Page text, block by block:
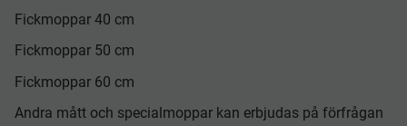
Fickmoppar 40 cm
Fickmoppar 50 cm
Fickmoppar 60 cm
Andra mått och specialmoppar kan erbjudas på förfrågan